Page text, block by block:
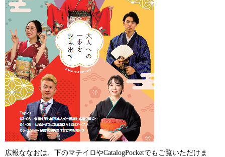
広報ななおは、下のマチイロやCatalogPocketでもご覧いただけま